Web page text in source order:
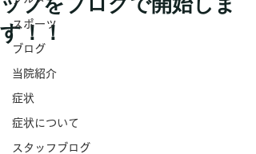
スポーツ
ブログ
当院紹介
症状
症状について
スタッフブログ
す！！